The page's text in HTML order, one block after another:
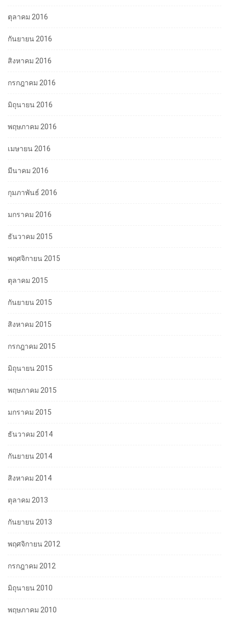
ตุลาคม 2016
กันยายน 2016
สิงหาคม 2016
กรกฎาคม 2016
มิถุนายน 2016
พฤษภาคม 2016
เมษายน 2016
มีนาคม 2016
กุมภาพันธ์ 2016
มกราคม 2016
ธันวาคม 2015
พฤศจิกายน 2015
ตุลาคม 2015
กันยายน 2015
สิงหาคม 2015
กรกฎาคม 2015
มิถุนายน 2015
พฤษภาคม 2015
มกราคม 2015
ธันวาคม 2014
กันยายน 2014
สิงหาคม 2014
ตุลาคม 2013
กันยายน 2013
พฤศจิกายน 2012
กรกฎาคม 2012
มิถุนายน 2010
พฤษภาคม 2010